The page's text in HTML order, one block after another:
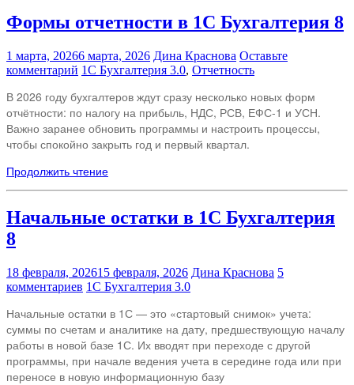
Формы отчетности в 1С Бухгалтерия 8
1 марта, 20266 марта, 2026 Дина Краснова Оставьте
комментарий 1С Бухгалтерия 3.0, Отчетность
В 2026 году бухгалтеров ждут сразу несколько новых форм
отчётности: по налогу на прибыль, НДС, РСВ, ЕФС‑1 и УСН.
Важно заранее обновить программы и настроить процессы,
чтобы спокойно закрыть год и первый квартал.
Продолжить чтение
Начальные остатки в 1С Бухгалтерия
8
18 февраля, 202615 февраля, 2026 Дина Краснова 5
комментариев 1С Бухгалтерия 3.0
Начальные остатки в 1С — это «стартовый снимок» учета:
суммы по счетам и аналитике на дату, предшествующую началу
работы в новой базе 1С. Их вводят при переходе с другой
программы, при начале ведения учета в середине года или при
переносе в новую информационную базу